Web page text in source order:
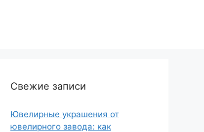
Свежие записи
Ювелирные украшения от
ювелирного завода: как